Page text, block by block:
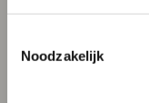
Noodzakelijk
Naam